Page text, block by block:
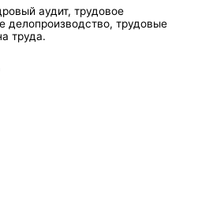
аудит, трудовое
делопроизводство, трудовые
труда.